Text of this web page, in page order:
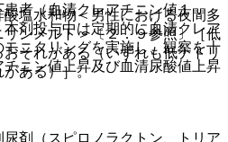
塩水和物＜男性における夜間多
ンメルト＞〔２．９参照〕［低
それがある（いずれも低ナトリ
がある）］。
剤（スピロノラクトン、トリア
者（血清クレアチニン値１．
剤投与中は定期的に血清クレア
ニタリングを実施し、観察を十
ニン値上昇及び血清尿酸値上昇